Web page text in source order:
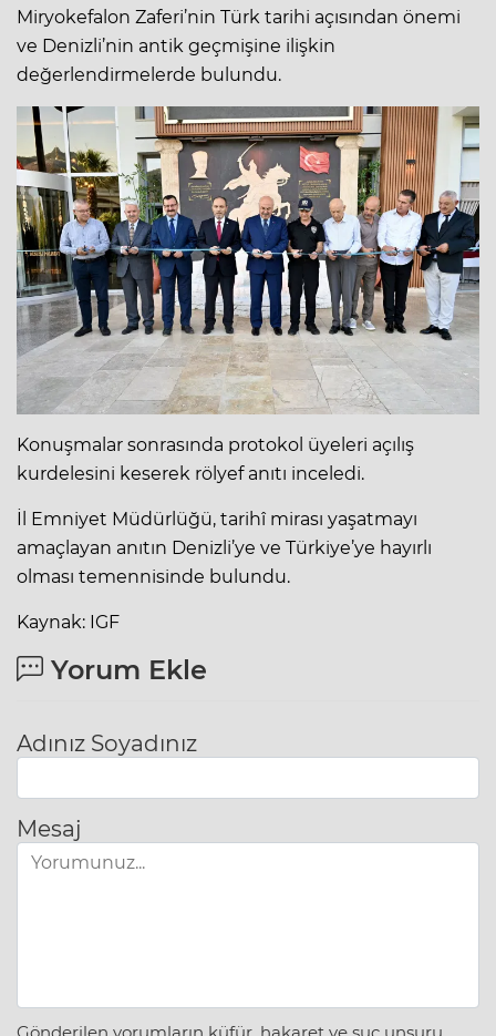
Miryokefalon Zaferi’nin Türk tarihi açısından önemi
ve Denizli’nin antik geçmişine ilişkin
değerlendirmelerde bulundu.
Konuşmalar sonrasında protokol üyeleri açılış
kurdelesini keserek rölyef anıtı inceledi.
İl Emniyet Müdürlüğü, tarihî mirası yaşatmayı
amaçlayan anıtın Denizli’ye ve Türkiye’ye hayırlı
olması temennisinde bulundu.
Kaynak: IGF
Yorum Ekle
Adınız Soyadınız
Mesaj